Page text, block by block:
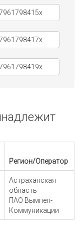
Регион/Оператор
Астраханская
область
ПАО Вымпел-
Коммуникации